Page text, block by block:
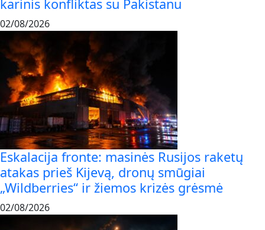
karinis konfliktas su Pakistanu
02/08/2026
Eskalacija fronte: masinės Rusijos raketų
atakas prieš Kijevą, dronų smūgiai
„Wildberries“ ir žiemos krizės grėsmė
02/08/2026